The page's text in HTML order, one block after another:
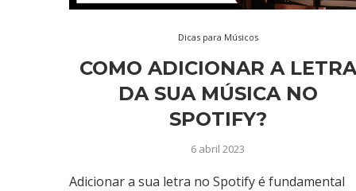
Dicas para Músicos
COMO ADICIONAR A LETRA
DA SUA MÚSICA NO
SPOTIFY?
6 abril 2023
Adicionar a sua letra no Spotify é fundamental